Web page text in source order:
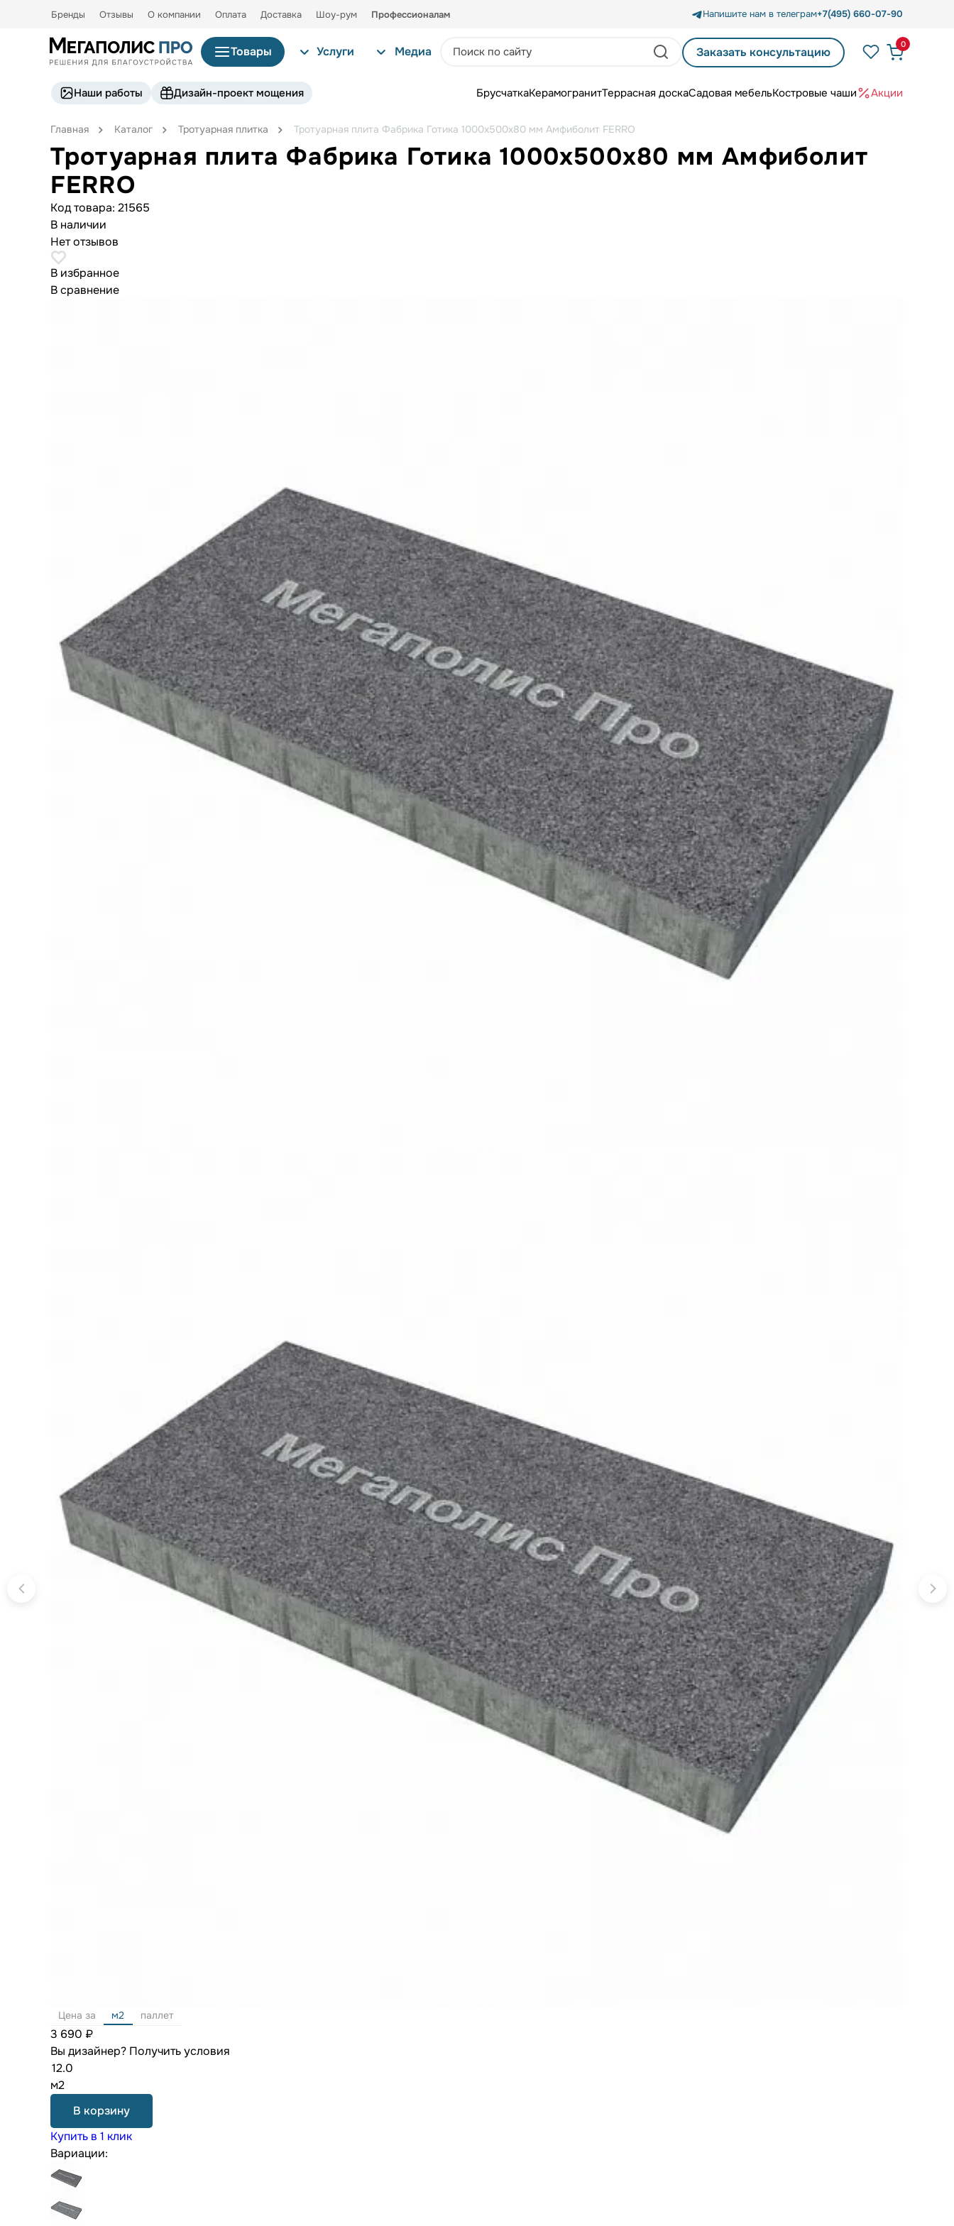
Бренды Отзывы О компании Оплата Доставка Шоу-рум Профессионалам Напишите нам в телеграм+7(495) 660-07-90
Товары Услуги Медиа Заказать консультацию
0
Наши работы Дизайн-проект мощения БрусчаткаКерамогранитТеррасная доскаСадовая мебельКостровые чаши Акции
Главная Каталог Тротуарная плитка Тротуарная плита Фабрика Готика 1000x500x80 мм Амфиболит FERRO
Тротуарная плита Фабрика Готика 1000x500x80 мм Амфиболит
FERRO
Код товара: 21565
В наличии
Нет отзывов
В избранное
В сравнение
Цена за м2 паллет
3 690 ₽
Вы дизайнер? Получить условия
м2
В корзину
Купить в 1 клик
Вариации: